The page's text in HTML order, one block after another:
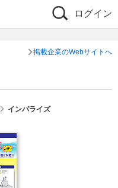
ログイン
掲載企業のWebサイトへ
インパライズ